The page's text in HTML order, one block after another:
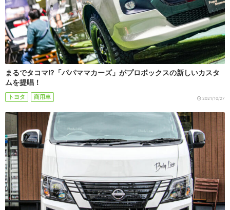
まるでタコマ!?「パパママカーズ」がプロボックスの新しいカスタ
ムを提唱！
トヨタ 商用車 2021/10/27